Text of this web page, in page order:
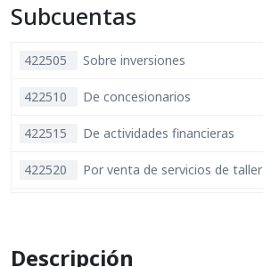
Subcuentas
422505 Sobre inversiones
422510 De concesionarios
422515 De actividades financieras
422520 Por venta de servicios de taller
Descripción